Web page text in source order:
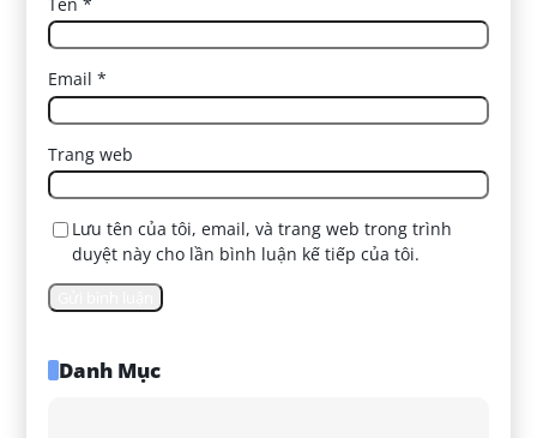
Email*
Trang web
Lưu tên của tôi, email, và trang web trong trình
duyệt này cho lần bình luận kế tiếp của tôi.
Danh Mục